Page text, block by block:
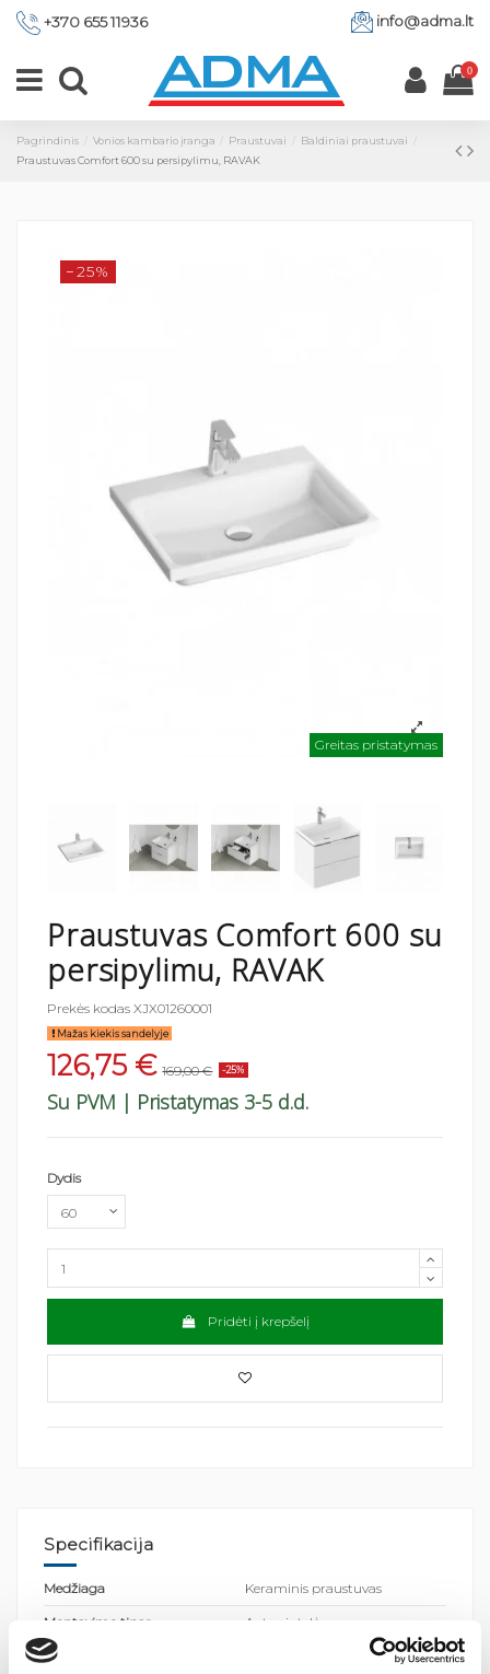
+370 655 11936 info@adma.lt
0
Pagrindinis Vonios kambario įranga Praustuvai
Baldiniai praustuvai
Praustuvas Comfort 600 su persipylimu, RAVAK
Greitas pristatymas
−25%
Praustuvas Comfort 600 su
persipylimu, RAVAK
Prekės kodas XJX01260001
Mažas kiekis sandelyje
126,75 € 169,00 € -25%
Su PVM | Pristatymas 3-5 d.d.
Dydis
Pridėti į krepšelį
Specifikacija
Medžiaga Keraminis praustuvas
Montavimo tipas Ant spintelės
Spalva